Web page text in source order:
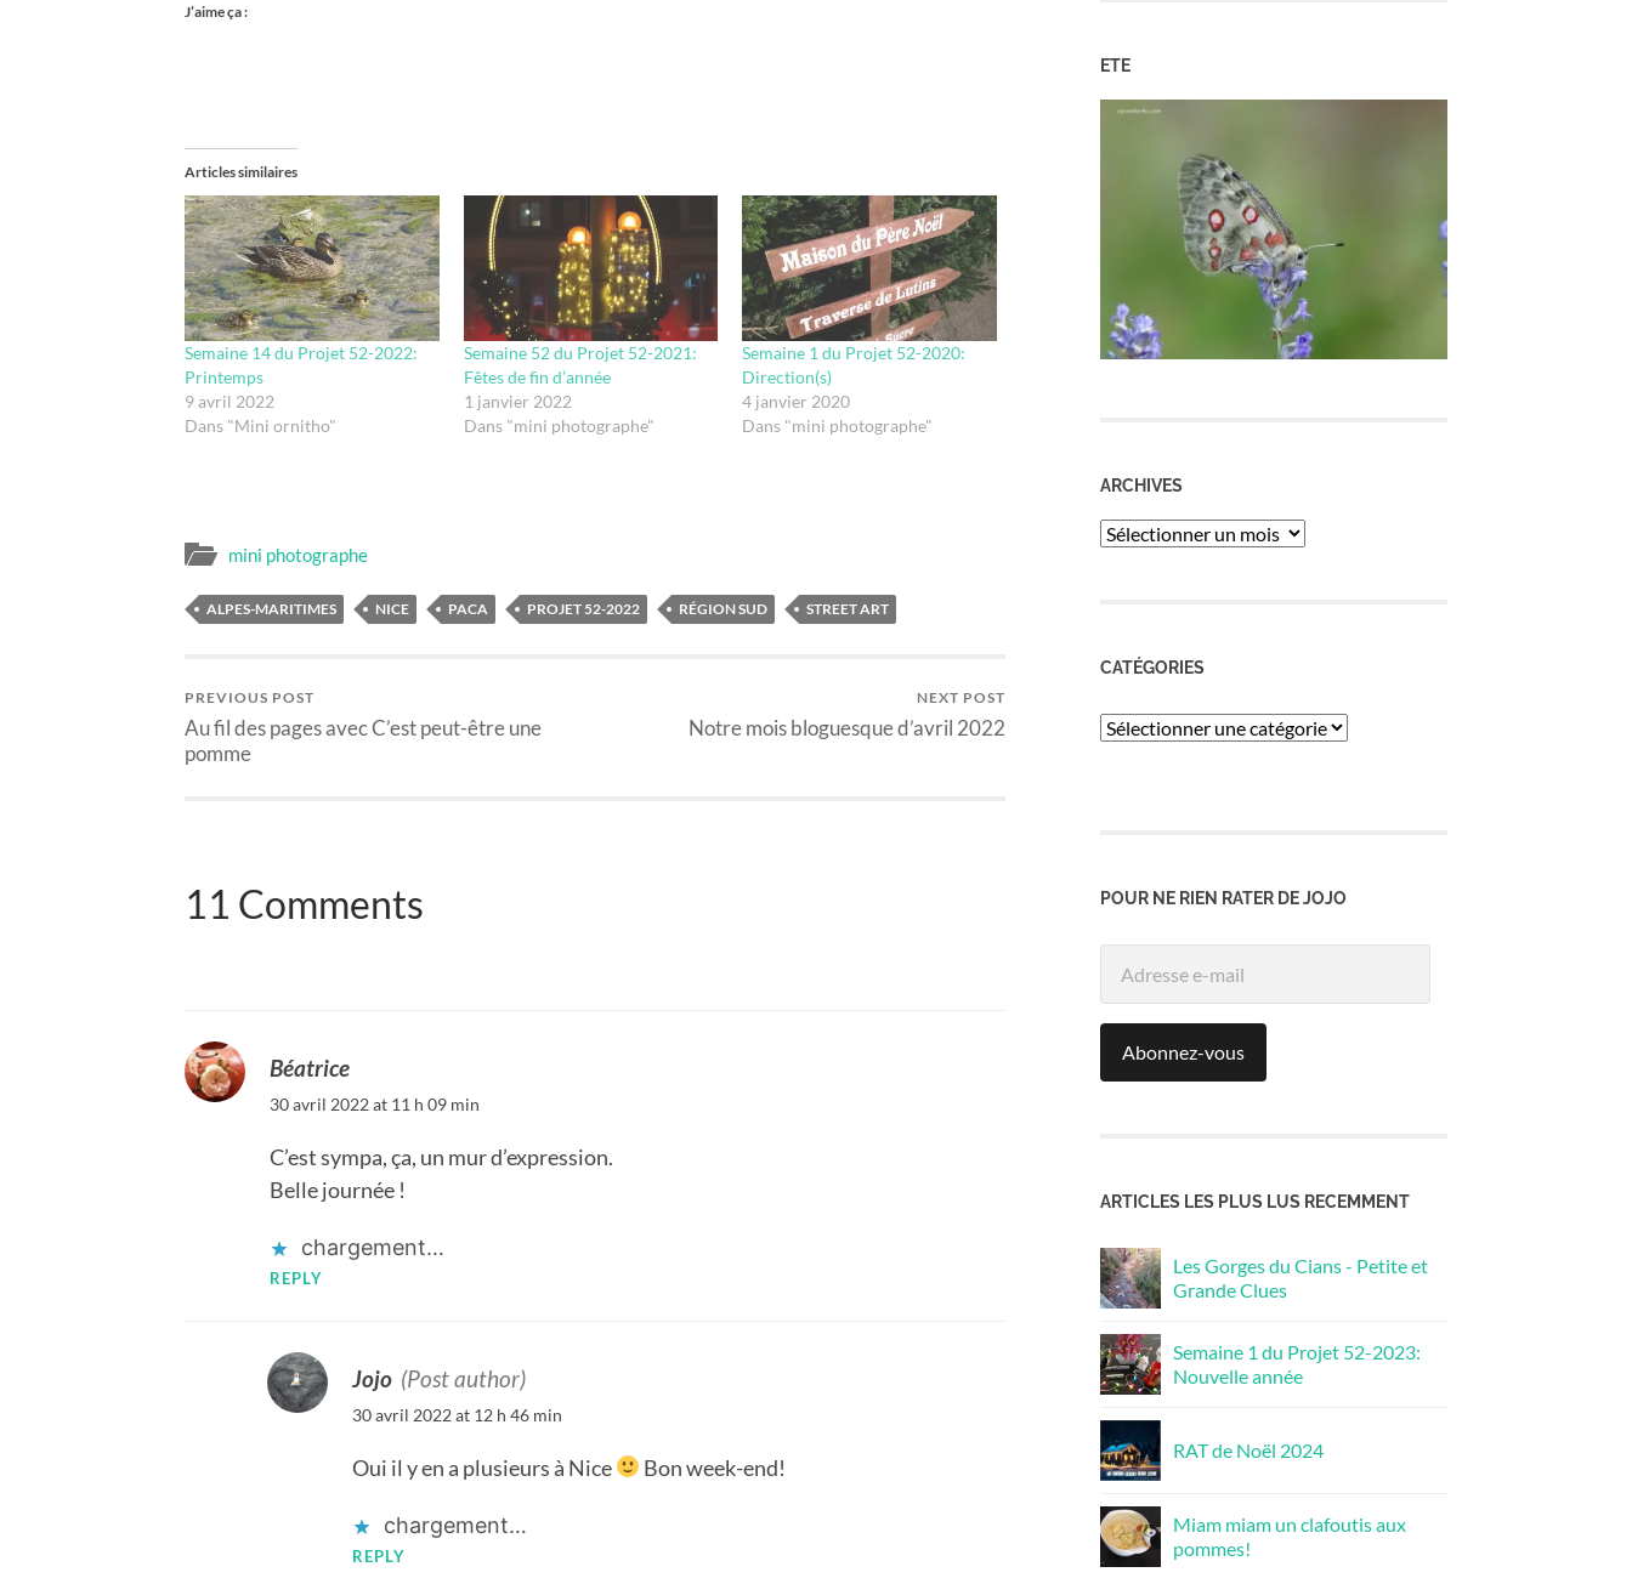
J’aime ça :
Articles similaires
Semaine 14 du Projet 52-2022:
Printemps
9 avril 2022
Dans "Mini ornitho"
Semaine 52 du Projet 52-2021:
Fêtes de fin d’année
1 janvier 2022
Dans "mini photographe"
Semaine 1 du Projet 52-2020:
Direction(s)
4 janvier 2020
Dans "mini photographe"
mini photographe
ALPES-MARITIMES NICE PACA PROJET 52-2022 RÉGION SUD STREET ART
PREVIOUS POST
Au fil des pages avec C’est peut-être une
pomme
NEXT POST
Notre mois bloguesque d’avril 2022
11 Comments
Béatrice
30 avril 2022 at 11 h 09 min
C’est sympa, ça, un mur d’expression.
Belle journée !
chargement…
REPLY
Jojo (Post author)
30 avril 2022 at 12 h 46 min
Oui il y en a plusieurs à Nice Bon week-end!
chargement…
REPLY
ETE
ARCHIVES
ARCHIVES
CATÉGORIES
Catégories
POUR NE RIEN RATER DE JOJO
Abonnez-vous
ARTICLES LES PLUS LUS RECEMMENT
Les Gorges du Cians - Petite et
Grande Clues
Semaine 1 du Projet 52-2023:
Nouvelle année
RAT de Noël 2024
Miam miam un clafoutis aux
pommes!